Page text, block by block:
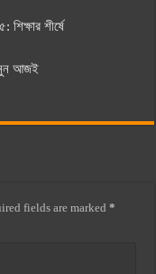
শিক্ষার শীর্ষে
আজই
fields are marked*